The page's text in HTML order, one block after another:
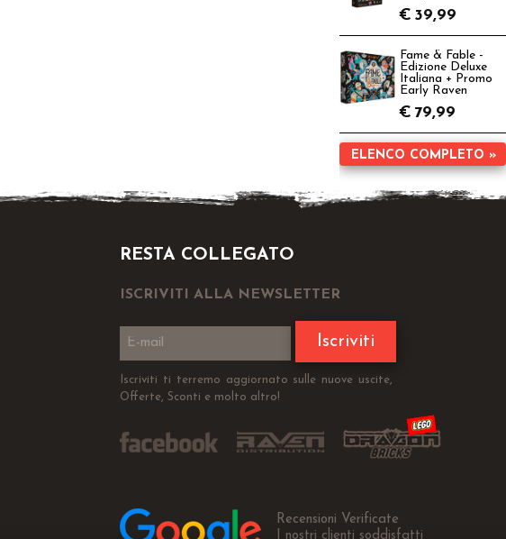
€ 39,99
Fame & Fable -
Edizione Deluxe
Italiana + Promo
Early Raven
€ 79,99
ELENCO COMPLETO »
RESTA COLLEGATO
ISCRIVITI ALLA NEWSLETTER
Iscriviti
Iscriviti ti terremo aggiornato sulle nuove uscite,
Offerte, Sconti e molto altro!
Recensioni Verificate
I nostri clienti soddisfatti